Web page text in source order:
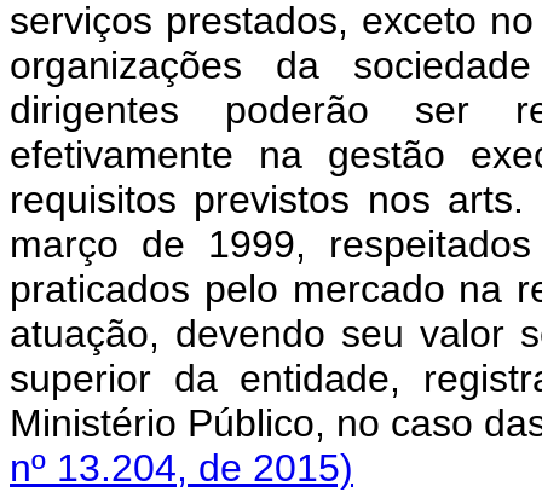
serviços prestados, exceto
organizações da
dirigentes poderão ser
efetivamente na gestão
requisitos previstos nos arts.
março de 1999,
praticados pelo mercado na
atuação, devendo seu valor
superior da entidade,
Ministério Público, no caso
nº 13.204, de 2015)